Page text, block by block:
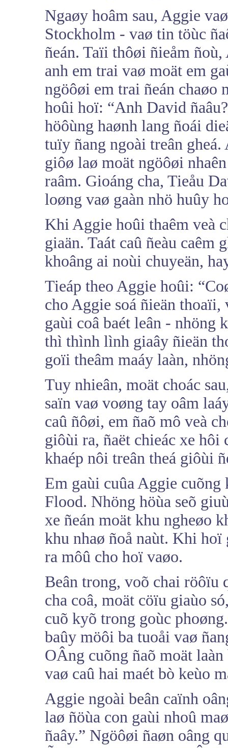
Ngaøy hoâm sau, Aggie
Stockholm - vaø tin töùc
ñeán. Taïi thôøi ñieåm
anh em trai vaø moät em
ngöôøi em trai ñeán chaøo
hoûi hoï: “Anh David
höôùng haønh lang ñoái
tuïy ñang ngoài treân
giôø laø moät ngöôøi
raâm. Gioáng cha, Tieåu
loøng vaø gaàn nhö huûy
Khi Aggie hoûi thaêm veà
giaän. Taát caû ñeàu caêm
khoâng ai noùi chuyeän,
Tieáp theo Aggie hoûi:
cho Aggie soá ñieän
gaùi coâ baét leân - nhöng
thì thình lình giaây ñieän
goïi theâm maáy laàn,
Tuy nhieân, moät choác
saïn vaø voøng tay oâm
caû ñôøi, em ñaõ mô veà
giôùi ra, ñaët chieác xe hôi
khaép nôi treân theá giôùi
Em gaùi cuûa Aggie
Flood. Nhöng höùa seõ
xe ñeán moät khu ngheøo
khu nhaø ñoå naùt. Khi hoï
ra môû cho hoï vaøo.
Beân trong, voõ chai röôïu
cha coâ, moät cöïu giaùo
cuõ kyõ trong goùc
baûy möôi ba tuoåi vaø
OÂng cuõng ñaõ moät
vaø caû hai maét bò keùo
Aggie ngoài beân caïnh
laø ñöùa con gaùi nhoû
ñaây.” Ngöôøi ñaøn oâng